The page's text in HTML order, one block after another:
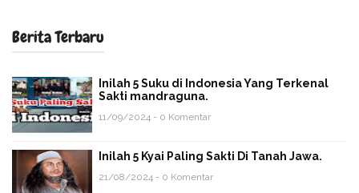
Berita Terbaru
Inilah 5 Suku di Indonesia Yang Terkenal
Sakti mandraguna.
11/09/2024 - 0 Komentar
Inilah 5 Kyai Paling Sakti Di Tanah Jawa.
21/08/2024 - 0 Komentar